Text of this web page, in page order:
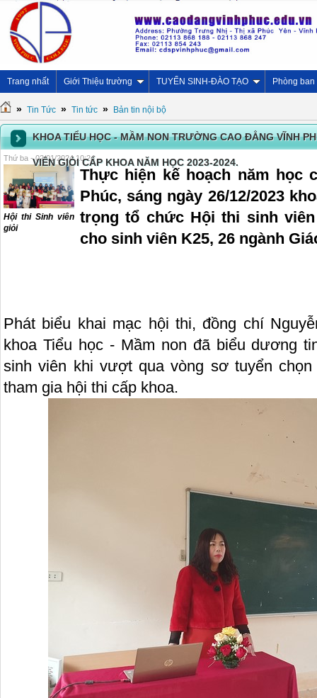
Trang nhất Giới Thiệu trường TUYỂN SINH-ĐÀO TẠO Phòng ban
» Tin Tức » Tin tức » Bản tin nội bộ
KHOA TIỂU HỌC - MẦM NON TRƯỜNG CAO ĐẲNG VĨNH
VIÊN GIỎI CẤP KHOA NĂM HỌC 2023-2024.
Thứ ba - 02/01/2024 10:24
Hội thi Sinh viên
giỏi
Thực hiện kế hoạch năm học
Phúc, sáng ngày 26/12/2023
trọng tổ chức Hội thi sinh
cho sinh viên K25, 26 ngành
Phát biểu khai mạc hội thi, đồng chí
khoa Tiểu học - Mầm non đã biểu dương
sinh viên khi vượt qua vòng sơ tuyển
tham gia hội thi cấp khoa.